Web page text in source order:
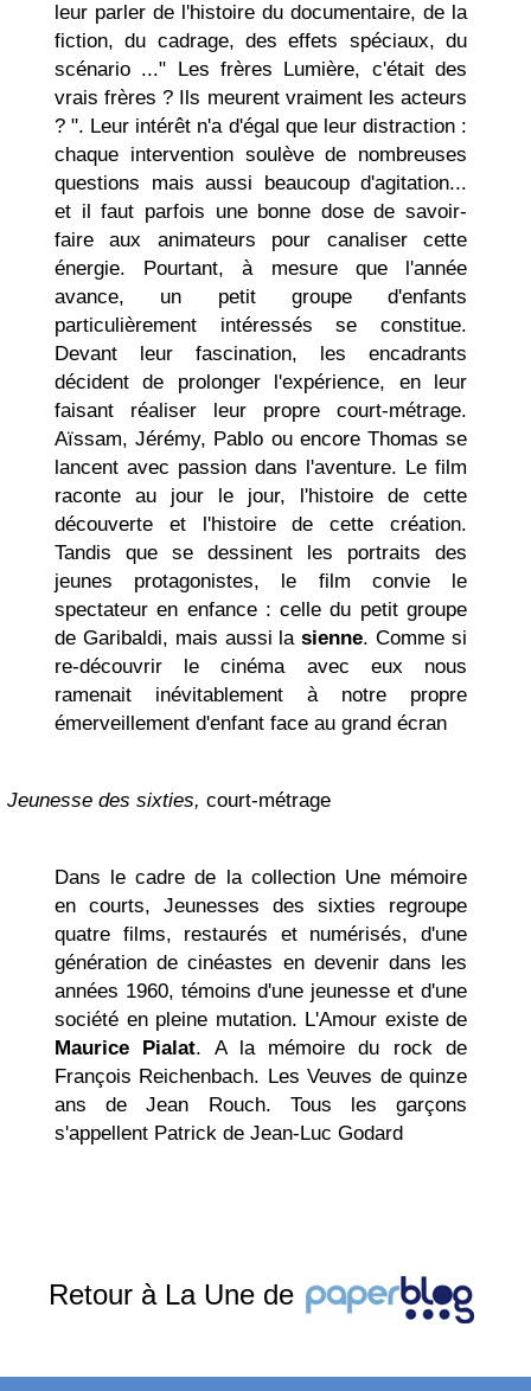
leur parler de l'histoire du documentaire, de la
fiction, du cadrage, des effets spéciaux, du
scénario ..." Les frères Lumière, c'était des
vrais frères ? Ils meurent vraiment les acteurs
? ". Leur intérêt n'a d'égal que leur distraction :
chaque intervention soulève de nombreuses
questions mais aussi beaucoup d'agitation...
et il faut parfois une bonne dose de savoir-
faire aux animateurs pour canaliser cette
énergie. Pourtant, à mesure que l'année
avance, un petit groupe d'enfants
particulièrement intéressés se constitue.
Devant leur fascination, les encadrants
décident de prolonger l'expérience, en leur
faisant réaliser leur propre court-métrage.
Aïssam, Jérémy, Pablo ou encore Thomas se
lancent avec passion dans l'aventure. Le film
raconte au jour le jour, l'histoire de cette
découverte et l'histoire de cette création.
Tandis que se dessinent les portraits des
jeunes protagonistes, le film convie le
spectateur en enfance : celle du petit groupe
de Garibaldi, mais aussi lasienne. Comme si
re-découvrir le cinéma avec eux nous
ramenait inévitablement à notre propre
émerveillement d'enfant face au grand écran
Jeunesse des sixties, court-métrage
Dans le cadre de la collection Une mémoire
en courts, Jeunesses des sixties regroupe
quatre films, restaurés et numérisés, d'une
génération de cinéastes en devenir dans les
années 1960, témoins d'une jeunesse et d'une
société en pleine mutation. L'Amour existe de
Maurice Pialat. A la mémoire du rock de
François Reichenbach. Les Veuves de quinze
ans de Jean Rouch. Tous les garçons
s'appellent Patrick de Jean-Luc Godard
Retour à La Une de